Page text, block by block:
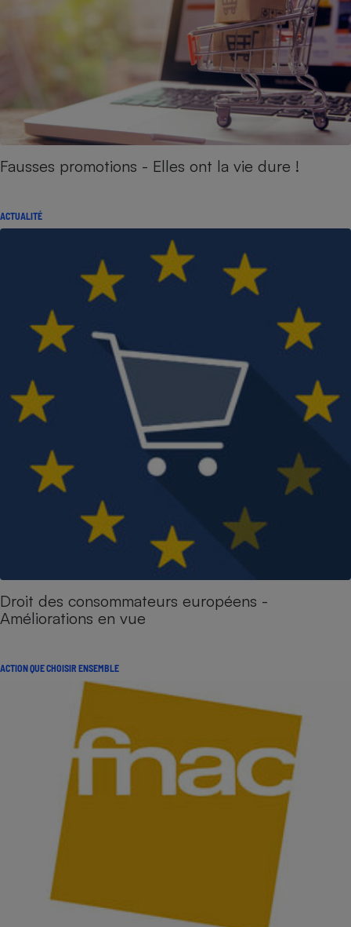
Fausses promotions - Elles ont la vie dure !
ACTUALITÉ
Droit des consommateurs européens -
Améliorations en vue
ACTION QUE CHOISIR ENSEMBLE